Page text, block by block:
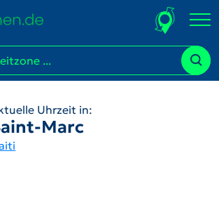
Uhrzeit in:
Marc